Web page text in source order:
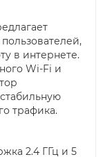
в интернете.
Wi-Fi и
трафика.
2.4 ГГц и 5